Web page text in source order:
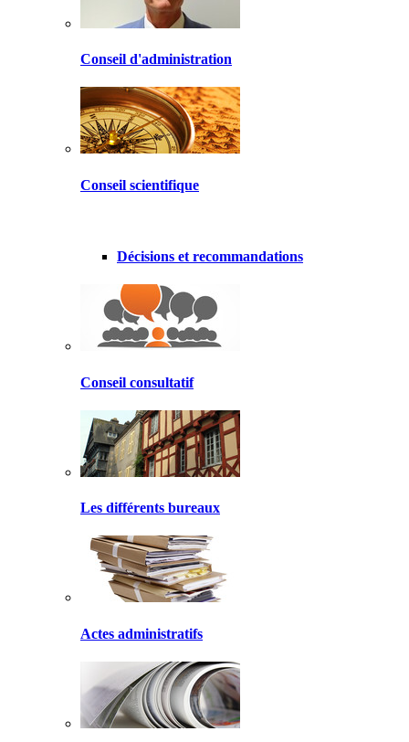
Conseil d'administration
Conseil scientifique
Décisions et recommandations
Conseil consultatif
Les différents bureaux
Actes administratifs